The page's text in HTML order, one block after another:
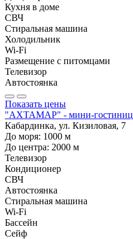
Кухня в доме
СВЧ
Стиральная машина
Холодильник
Wi-Fi
Размещение с питомцами
Телевизор
Автостоянка
Показать цены
"АХТАМАР" - мини-
Кабардинка, ул. Кизиловая, 7
До моря: 1000 м
До центра: 2000 м
Телевизор
Кондиционер
СВЧ
Автостоянка
Стиральная машина
Wi-Fi
Бассейн
Сейф